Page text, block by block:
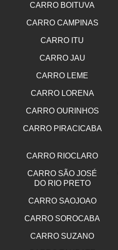
CARRO BOITUVA
CARRO CAMPINAS
CARRO ITU
CARRO JAU
CARRO LEME
CARRO LORENA
CARRO OURINHOS
CARRO PIRACICABA
CARRO RIOCLARO
CARRO SÃO JOSÉ
DO RIO PRETO
CARRO SAOJOAO
CARRO SOROCABA
CARRO SUZANO